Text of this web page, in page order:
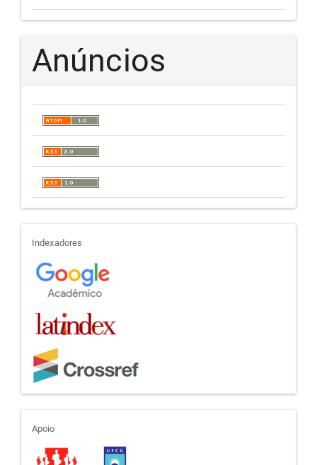
Anúncios
indexadores
Indexadores
apoio
Apoio